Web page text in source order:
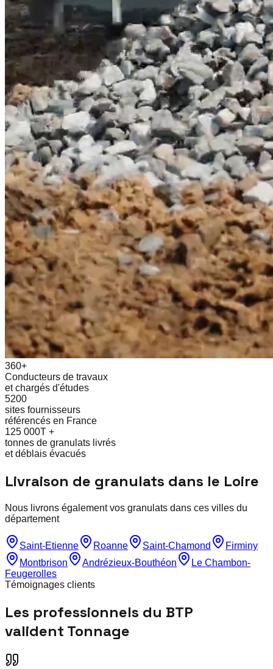
360+
Conducteurs de travaux
et chargés d'études
5200
sites fournisseurs
référencés en France
125 000T +
tonnes de granulats livrés
et déblais évacués
Livraison de granulats dans le Loire
Nous livrons également vos granulats dans ces villes du
département
Saint-Etienne Roanne Saint-Chamond
Firminy
Montbrison
Andrézieux-Bouthéon
Le Chambon-
Feugerolles
Témoignages clients
Les professionnels du BTP
valident Tonnage